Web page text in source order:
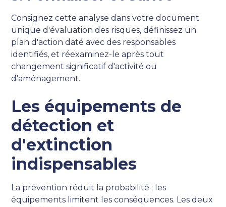
Consignez cette analyse dans votre document
unique d'évaluation des risques, définissez un
plan d'action daté avec des responsables
identifiés, et réexaminez-le après tout
changement significatif d'activité ou
d'aménagement.
Les équipements de
détection et
d'extinction
indispensables
La prévention réduit la probabilité ; les
équipements limitent les conséquences. Les deux